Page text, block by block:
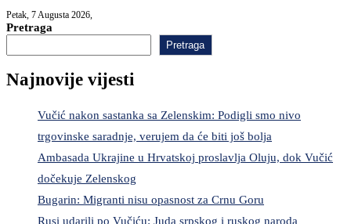
Petak, 7 Augusta 2026,
Pretraga
Pretraga
Najnovije vijesti
Vučić nakon sastanka sa Zelenskim: Podigli smo nivo
trgovinske saradnje, verujem da će biti još bolja
Ambasada Ukrajine u Hrvatskoj proslavlja Oluju, dok Vučić
dočekuje Zelenskog
Bugarin: Migranti nisu opasnost za Crnu Goru
Rusi udarili po Vučiću: Juda srpskog i ruskog naroda